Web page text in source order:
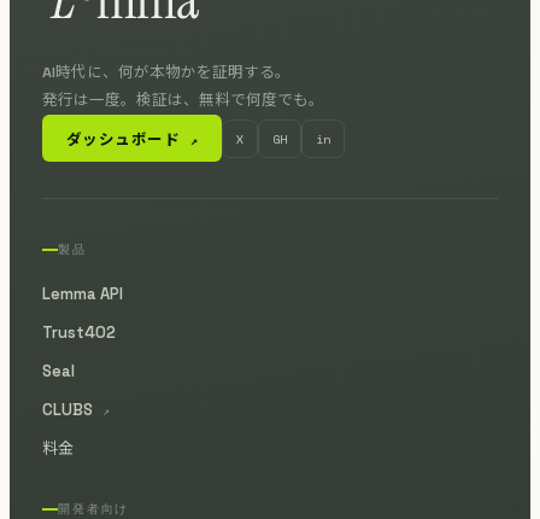
AI時代に、何が本物かを証明する。
発行は一度。検証は、無料で何度でも。
ダッシュボード ↗ X GH in
製品
Lemma API
Trust402
Seal
CLUBS
↗
料金
開発者向け